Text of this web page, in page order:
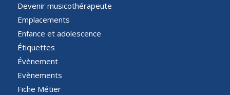
Devenir musicothérapeute
Emplacements
Enfance et adolescence
Étiquettes
Évènement
Evènements
Fiche Métier